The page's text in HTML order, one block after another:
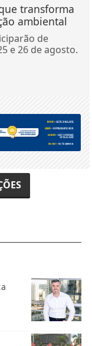
transforma
ambiental
de
e 26 de agosto.